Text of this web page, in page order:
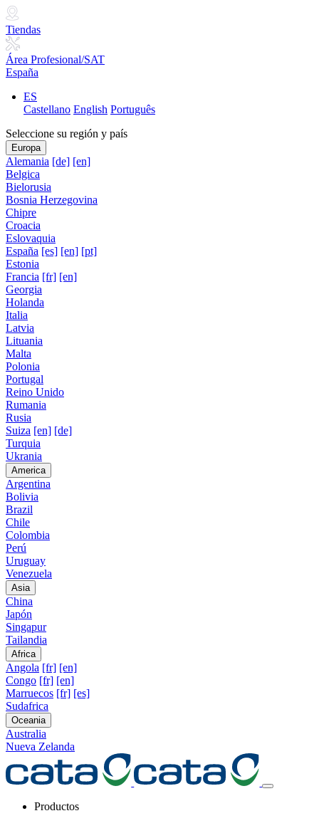
Tiendas
Área Profesional/SAT
España
ES
Castellano English Português
Seleccione su región y país
Europa
Alemania [de] [en]
Belgica
Bielorusia
Bosnia Herzegovina
Chipre
Croacia
Eslovaquia
España [es] [en] [pt]
Estonia
Francia [fr] [en]
Georgia
Holanda
Italia
Latvia
Lituania
Malta
Polonia
Portugal
Reino Unido
Rumania
Rusia
Suiza [en] [de]
Turquia
Ukrania
America
Argentina
Bolivia
Brazil
Chile
Colombia
Perú
Uruguay
Venezuela
Asia
China
Japón
Singapur
Tailandia
Africa
Angola [fr] [en]
Congo [fr] [en]
Marruecos [fr] [es]
Sudafrica
Oceania
Australia
Nueva Zelanda
Productos